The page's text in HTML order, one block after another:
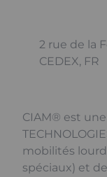
2 rue de la
CEDEX, FR
CIAM® est
mobilités
spéciaux) et